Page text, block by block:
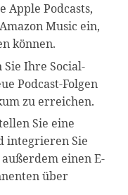
Podcasts,
Music ein,
können.
Sie Ihre Social-
Podcast-Folgen
zu erreichen.
Sie eine
integrieren Sie
einen E-
über